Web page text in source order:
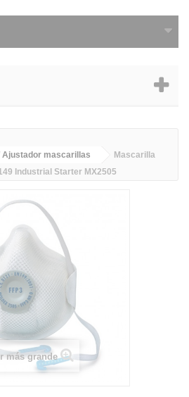
Ajustador mascarillas
Mascarilla
Industrial Starter MX2505
más grande